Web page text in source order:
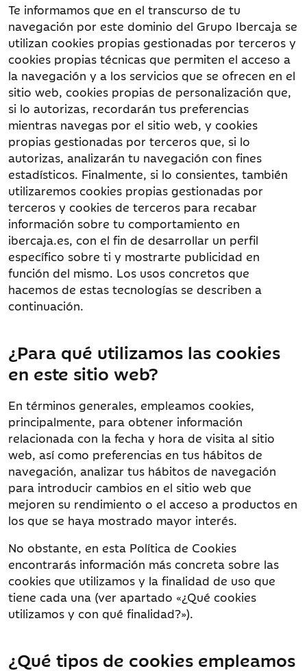
Te informamos que en el transcurso de tu
navegación por este dominio del Grupo Ibercaja se
utilizan cookies propias gestionadas por terceros y
cookies propias técnicas que permiten el acceso a
la navegación y a los servicios que se ofrecen en el
sitio web, cookies propias de personalización que,
si lo autorizas, recordarán tus preferencias
mientras navegas por el sitio web, y cookies
propias gestionadas por terceros que, si lo
autorizas, analizarán tu navegación con fines
estadísticos. Finalmente, si lo consientes, también
utilizaremos cookies propias gestionadas por
terceros y cookies de terceros para recabar
información sobre tu comportamiento en
ibercaja.es, con el fin de desarrollar un perfil
específico sobre ti y mostrarte publicidad en
función del mismo. Los usos concretos que
hacemos de estas tecnologías se describen a
continuación.
¿Para qué utilizamos las cookies
en este sitio web?
En términos generales, empleamos cookies,
principalmente, para obtener información
relacionada con la fecha y hora de visita al sitio
web, así como preferencias en tus hábitos de
navegación, analizar tus hábitos de navegación
para introducir cambios en el sitio web que
mejoren su rendimiento o el acceso a productos en
los que se haya mostrado mayor interés.
No obstante, en esta Política de Cookies
encontrarás información más concreta sobre las
cookies que utilizamos y la finalidad de uso que
tiene cada una (ver apartado «¿Qué cookies
utilizamos y con qué finalidad?»).
¿Qué tipos de cookies empleamos